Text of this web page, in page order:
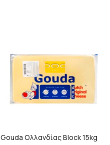
Gouda Ολλανδίας Block 15kg